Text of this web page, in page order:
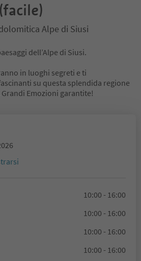
Alpe di Siusi
dell’Alpe di Siusi.
in luoghi segreti e ti
su questa splendida regione
Emozioni garantite!
10:00 - 16:00
10:00 - 16:00
10:00 - 16:00
10:00 - 16:00